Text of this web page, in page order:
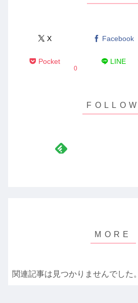
X Facebook
Pocket
0
LINE
関連記事は見つかりませんでした。